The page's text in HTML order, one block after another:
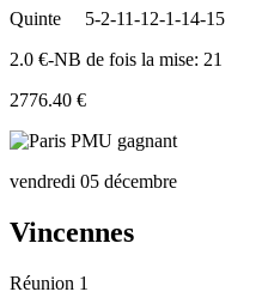
Quinte
5-2-11-12-1-14-15
2.0 €-NB de fois la mise: 21
2776.40 €
vendredi 05 décembre
Vincennes
Réunion 1